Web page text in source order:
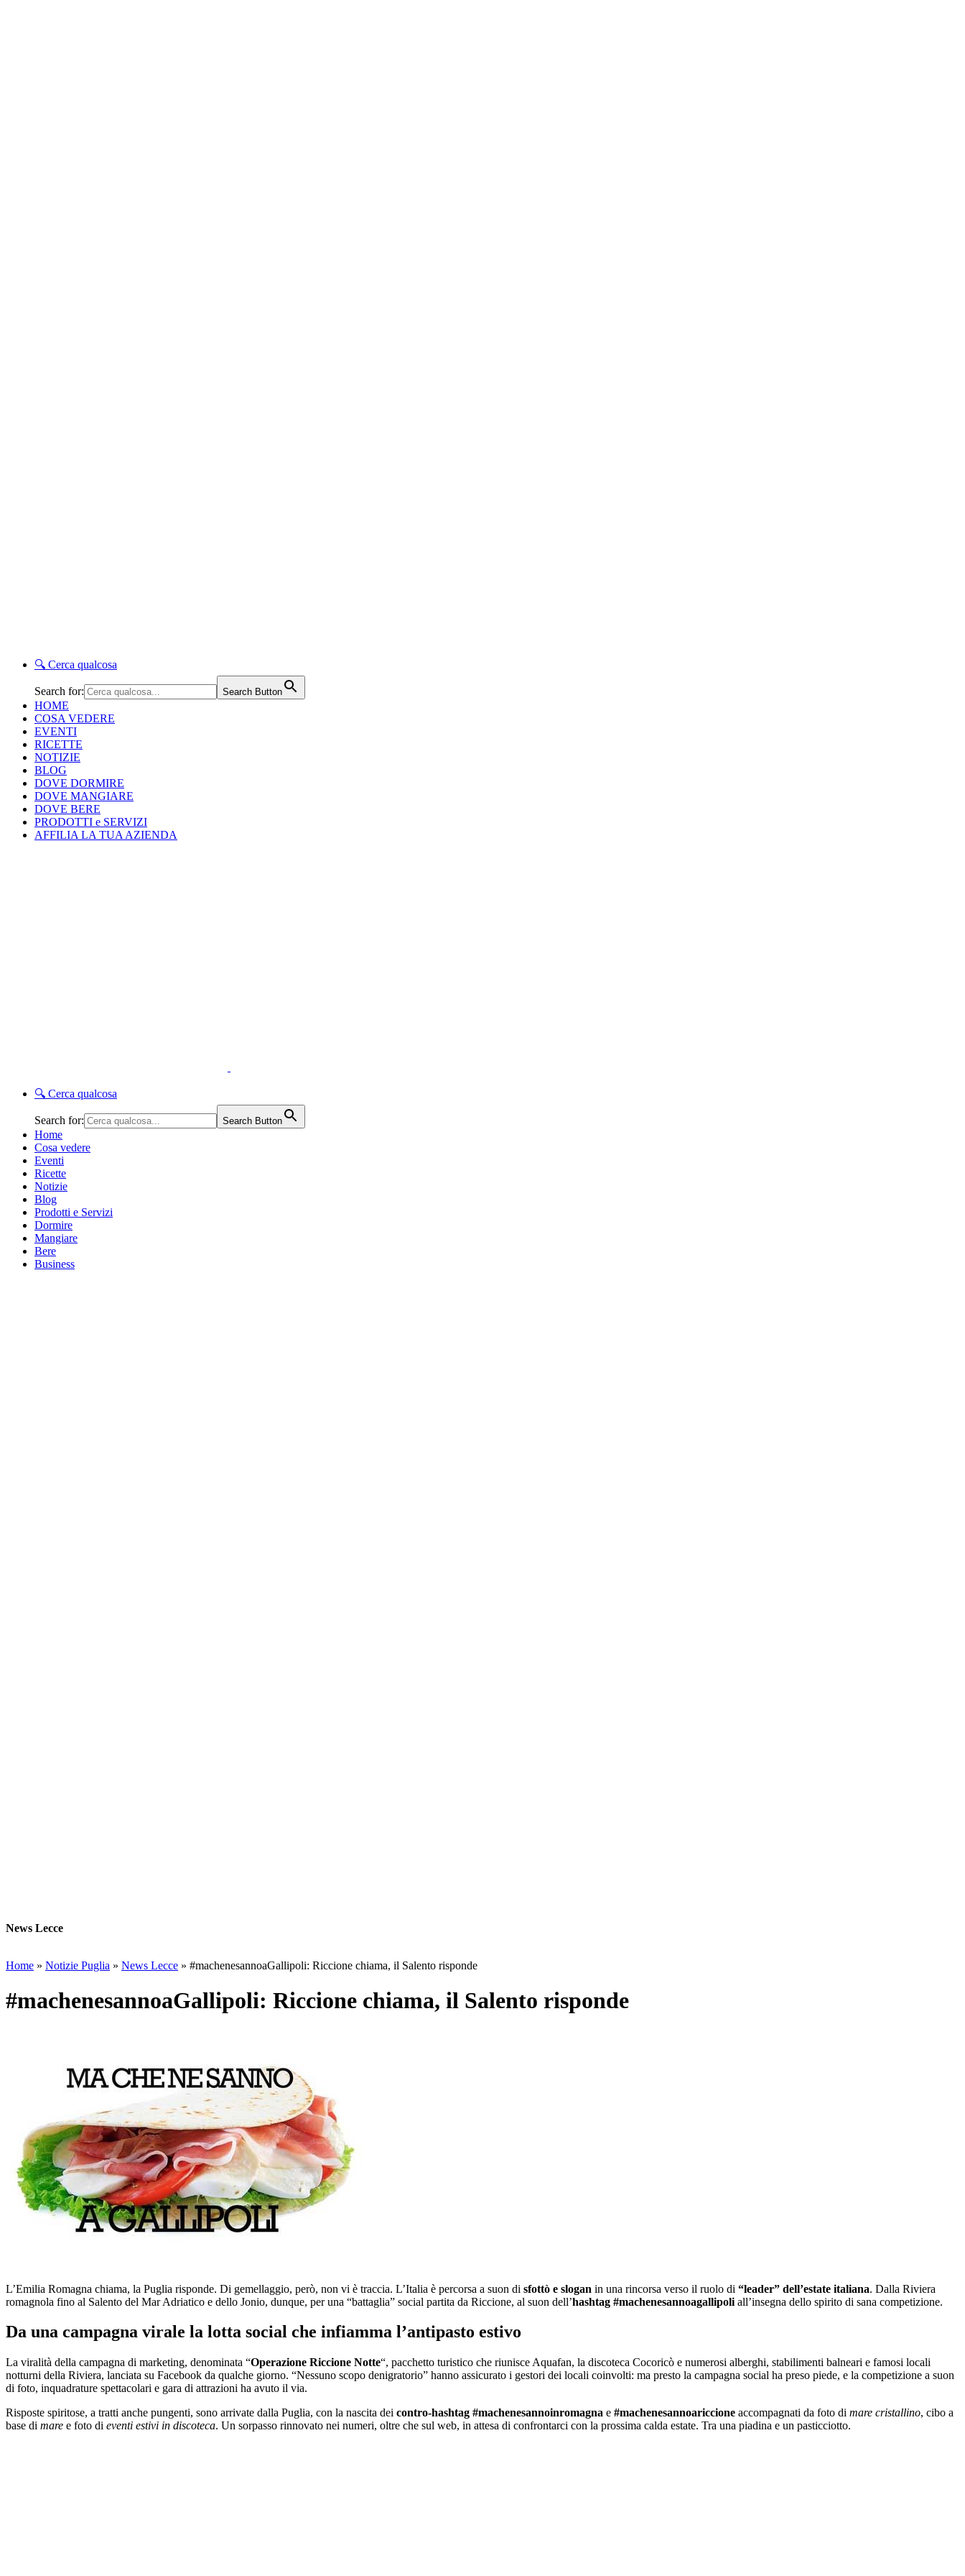
🔍 Cerca qualcosa
Search for: Search Button
HOME
COSA VEDERE
EVENTI
RICETTE
NOTIZIE
BLOG
DOVE DORMIRE
DOVE MANGIARE
DOVE BERE
PRODOTTI e SERVIZI
AFFILIA LA TUA AZIENDA
🔍 Cerca qualcosa
Search for: Search Button
Home
Cosa vedere
Eventi
Ricette
Notizie
Blog
Prodotti e Servizi
Dormire
Mangiare
Bere
Business
News Lecce
Home » Notizie Puglia » News Lecce » #machenesannoaGallipoli: Riccione chiama, il Salento risponde
#machenesannoaGallipoli: Riccione chiama, il Salento risponde
L’Emilia Romagna chiama, la Puglia risponde. Di gemellaggio, però, non vi è traccia. L’Italia è percorsa a suon di sfottò e slogan in una rincorsa verso il ruolo di “leader” dell’estate italiana. Dalla Riviera
romagnola fino al Salento del Mar Adriatico e dello Jonio, dunque, per una “battaglia” social partita da Riccione, al suon dell’hashtag #machenesannoagallipoli all’insegna dello spirito di sana competizione.
Da una campagna virale la lotta social che infiamma l’antipasto estivo
La viralità della campagna di marketing, denominata “Operazione Riccione Notte“, pacchetto turistico che riunisce Aquafan, la discoteca Cocoricò e numerosi alberghi, stabilimenti balneari e famosi locali
notturni della Riviera, lanciata su Facebook da qualche giorno. “Nessuno scopo denigratorio” hanno assicurato i gestori dei locali coinvolti: ma presto la campagna social ha preso piede, e la competizione a suon
di foto, inquadrature spettacolari e gara di attrazioni ha avuto il via.
Risposte spiritose, a tratti anche pungenti, sono arrivate dalla Puglia, con la nascita dei contro-hashtag #machenesannoinromagna e #machenesannoariccione accompagnati da foto di mare cristallino, cibo a
base di mare e foto di eventi estivi in discoteca. Un sorpasso rinnovato nei numeri, oltre che sul web, in attesa di confrontarci con la prossima calda estate. Tra una piadina e un pasticciotto.